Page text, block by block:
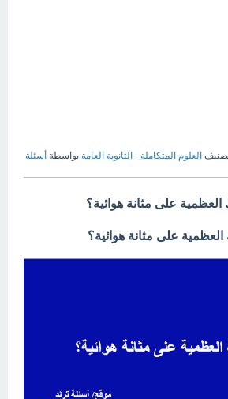
العلوم المتكاملة - الثانوية العامة بواسطة أسئلة
على مثانة هوائية؟
العظمية على مثانة هوائية؟